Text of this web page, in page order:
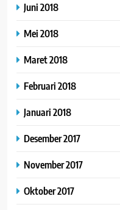
Juni 2018
Mei 2018
Maret 2018
Februari 2018
Januari 2018
Desember 2017
November 2017
Oktober 2017